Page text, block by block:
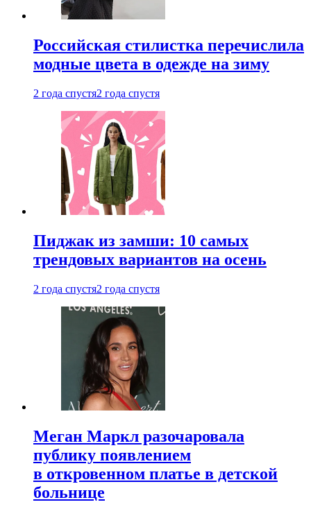
Российская стилистка перечислила
модные цвета в одежде на зиму
2 года спустя2 года спустя
Пиджак из замши: 10 самых
трендовых вариантов на осень
2 года спустя2 года спустя
Меган Маркл разочаровала
публику появлением
в откровенном платье в детской
больнице